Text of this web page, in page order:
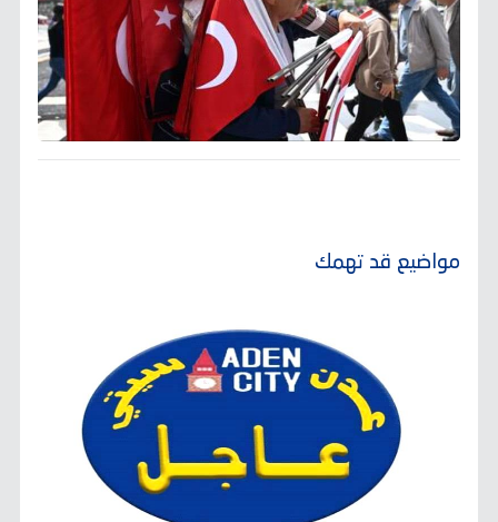
مواضيع قد تهمك